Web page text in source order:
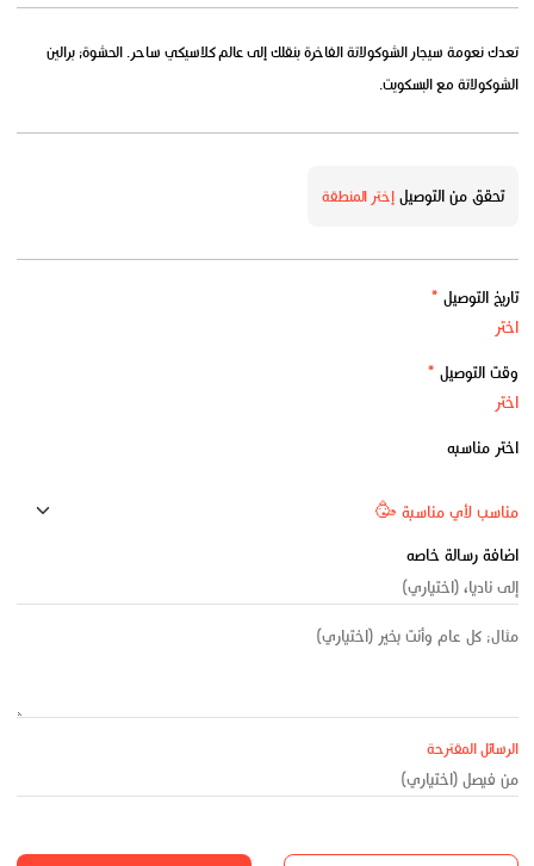
تعدك نعومة سيجار الشوكولاتة الفاخرة بنقلك إلى عالم كلاسيكي ساحر. الحشوة: برالين
الشوكولاتة مع البسكويت.
تحقق من التوصيلإختر المنطقة
تاريخ التوصيل *
وقت التوصيل *
اختر مناسبه
اضافة رسالة خاصه
الرسائل المقترحة